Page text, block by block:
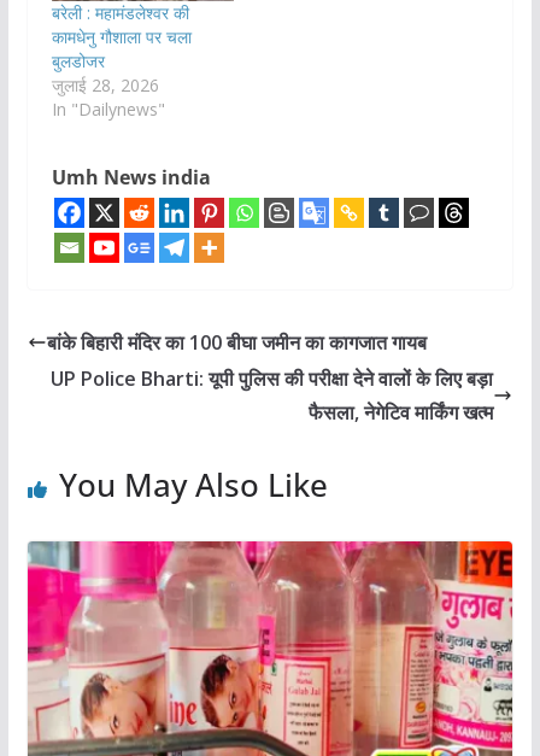
बरेली : महामंडलेश्वर की
कामधेनु गौशाला पर चला
बुलडोजर
जुलाई 28, 2026
In "Dailynews"
Umh News india
बांके बिहारी मंदिर का 100 बीघा जमीन का कागजात गायब
UP Police Bharti: यूपी पुलिस की परीक्षा देने वालों के लिए बड़ा
फैसला, नेगेटिव मार्किंग खत्म
You May Also Like